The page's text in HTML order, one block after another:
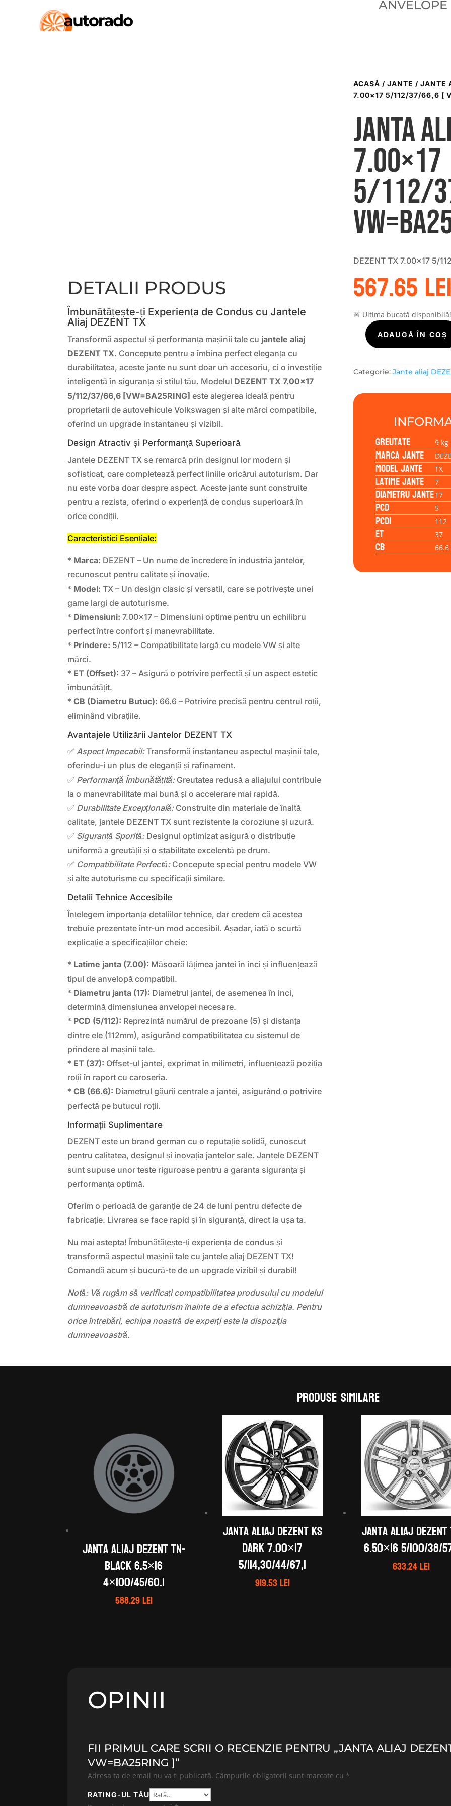
ANVELOPE
DETALII PRODUS
Îmbunătățește-ți Experiența de Condus cu Jantele
Aliaj DEZENT TX
Transformă aspectul și performanța mașinii tale cu jantele aliaj
DEZENT TX. Concepute pentru a îmbina perfect eleganța cu
durabilitatea, aceste jante nu sunt doar un accesoriu, ci o investiție
inteligentă în siguranța și stilul tău. Modelul DEZENT TX 7.00×17
5/112/37/66,6 [VW=BA25RING] este alegerea ideală pentru
proprietarii de autovehicule Volkswagen și alte mărci compatibile,
oferind un upgrade instantaneu și vizibil.
Design Atractiv și Performanță Superioară
Jantele DEZENT TX se remarcă prin designul lor modern și
sofisticat, care completează perfect liniile oricărui autoturism. Dar
nu este vorba doar despre aspect. Aceste jante sunt construite
pentru a rezista, oferind o experiență de condus superioară în
orice condiții.
Caracteristici Esențiale:
* Marca: DEZENT – Un nume de încredere în industria jantelor,
recunoscut pentru calitate și inovație.
* Model: TX – Un design clasic și versatil, care se potrivește unei
game largi de autoturisme.
* Dimensiuni: 7.00×17 – Dimensiuni optime pentru un echilibru
perfect între confort și manevrabilitate.
* Prindere: 5/112 – Compatibilitate largă cu modele VW și alte
mărci.
* ET (Offset): 37 – Asigură o potrivire perfectă și un aspect estetic
îmbunătățit.
*CB (Diametru Butuc): 66.6 – Potrivire precisă pentru centrul roții,
eliminând vibrațiile.
Avantajele Utilizării Jantelor DEZENT TX
✅Aspect Impecabil:Transformă instantaneu aspectul mașinii tale,
oferindu-i un plus de eleganță și rafinament.
✅ Performanță Îmbunătățită:Greutatea redusă a aliajului contribuie
la o manevrabilitate mai bună și o accelerare mai rapidă.
✅ Durabilitate Excepțională:Construite din materiale de înaltă
calitate, jantele DEZENT TX sunt rezistente la coroziune și uzură.
✅ Siguranță Sporită:Designul optimizat asigură o distribuție
uniformă a greutății și o stabilitate excelentă pe drum.
✅ Compatibilitate Perfectă:Concepute special pentru modele VW
și alte autoturisme cu specificații similare.
Detalii Tehnice Accesibile
Înțelegem importanța detaliilor tehnice, dar credem că acestea
trebuie prezentate într-un mod accesibil. Așadar, iată o scurtă
explicație a specificațiilor cheie:
* Latime janta (7.00): Măsoară lățimea jantei în inci și influențează
tipul de anvelopă compatibil.
* Diametru janta (17): Diametrul jantei, de asemenea în inci,
determină dimensiunea anvelopei necesare.
* PCD (5/112): Reprezintă numărul de prezoane (5) și distanța
dintre ele (112mm), asigurând compatibilitatea cu sistemul de
prindere al mașinii tale.
* ET (37): Offset-ul jantei, exprimat în milimetri, influențează poziția
roții în raport cu caroseria.
*CB (66.6): Diametrul găurii centrale a jantei, asigurând o potrivire
perfectă pe butucul roții.
Informații Suplimentare
DEZENT este un brand german cu o reputație solidă, cunoscut
pentru calitatea, designul și inovația jantelor sale. Jantele DEZENT
sunt supuse unor teste riguroase pentru a garanta siguranța și
performanța optimă.
Oferim o perioadă de garanție de 24 de luni pentru defecte de
fabricație. Livrarea se face rapid și în siguranță, direct la ușa ta.
Nu mai astepta! Îmbunătățește-ți experiența de condus și
transformă aspectul mașinii tale cu jantele aliaj DEZENT TX!
Comandă acum și bucură-te de un upgrade vizibil și durabil!
Notă: Vă rugăm să verificați compatibilitatea produsului cu modelul
dumneavoastră de autoturism înainte de a efectua achiziția. Pentru
orice întrebări, echipa noastră de experți este la dispoziția
dumneavoastră.
ACASĂ / JANTE / JANTE
7.00×17 5/112/37/66,6 [
Janta
7.00×17
5/112/
DEZENT TX 7.00×17 5/
567.65
🚨 Ultima bucată
Cantitate
Janta
aliaj
DEZENT
7.00x17
5/112/37/66,6
VW=BA25RING
ADAUGĂ ÎN COȘ
Categorie: Jante aliaj
Greutate 9 kg
Marca jante
Model jante TX
Latime jante 7
Diametru jante17
PCD 5
PCD1 112
ET 37
CB 66.6
Produse similare
Janta aliaj DEZENT TN-
black 6.5×16
4×100/45/60.1
588.29lei
Janta aliaj DEZENT KS
dark 7.00×17
5/114,30/44/67,1
919.53lei
Janta aliaj DEZENT
6.50×16 5/100/38/
633.24lei
OPINII
FII PRIMUL CARE SCRII O RECENZIE PENTRU „JANTA ALIAJ
VW=BA25RING ]”
Adresa ta de email nu va fi publicată. Câmpurile obligatorii sunt marcate cu *
RATING-UL TĂU